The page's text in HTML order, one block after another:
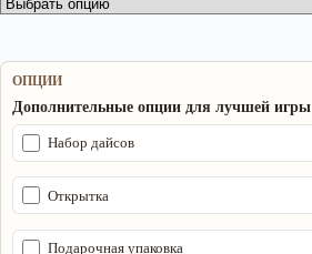
ОПЦИИ
Дополнительные опции для лучшей игры
Набор дайсов
Открытка
Подарочная упаковка